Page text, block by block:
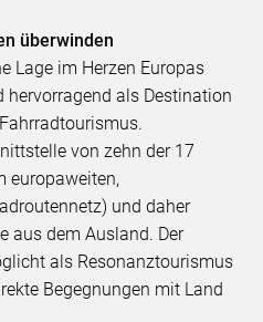
überwinden
Lage im Herzen Europas
hervorragend als Destination
von zehn der 17
europaweiten,
und daher
aus dem Ausland. Der
als Resonanztourismus
Begegnungen mit Land